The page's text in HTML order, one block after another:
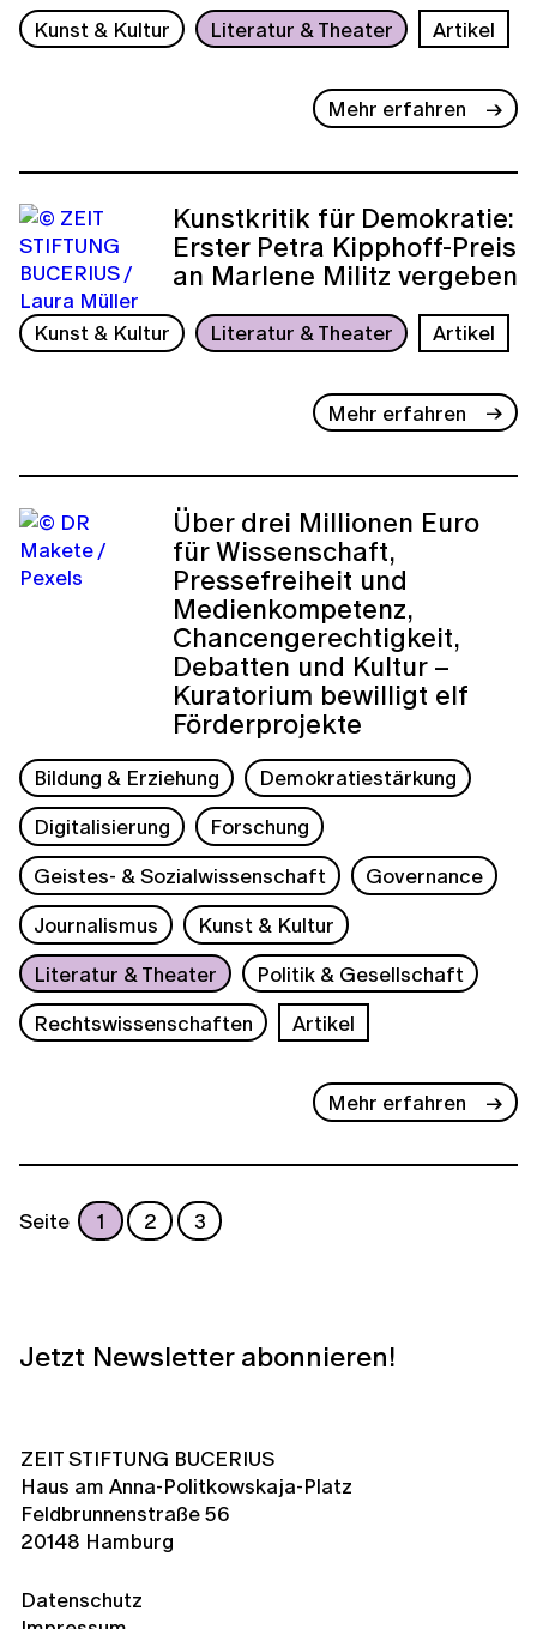
Kunst & Kultur Literatur & Theater Artikel
Mehr erfahren
Kunstkritik für Demokratie:
Erster Petra Kipphoff-Preis
an Marlene Militz vergeben
Kunst & Kultur Literatur & Theater Artikel
Mehr erfahren
Über drei Millionen Euro
für Wissenschaft,
Pressefreiheit und
Medienkompetenz,
Chancengerechtigkeit,
Debatten und Kultur –
Kuratorium bewilligt elf
Förderprojekte
Bildung & Erziehung
Demokratiestärkung
Digitalisierung
Forschung
Geistes- & Sozialwissenschaft
Governance
Journalismus
Kunst & Kultur
Literatur & Theater
Politik & Gesellschaft
Rechtswissenschaften
Artikel
Mehr erfahren
Seite 1 2 3
Jetzt Newsletter abonnieren!
ZEIT STIFTUNG BUCERIUS
Haus am Anna-Politkowskaja-Platz
Feldbrunnenstraße 56
20148 Hamburg
Datenschutz